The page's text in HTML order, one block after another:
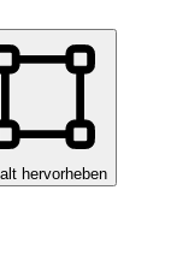
hervorheben